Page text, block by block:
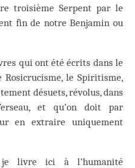
troisième Serpent par le
fin de notre Benjamin ou
qui ont été écrits dans le
Rosicrucisme, le Spiritisme,
désuets, révolus, dans
et qu’on doit par
en extraire uniquement
je livre ici à l’humanité